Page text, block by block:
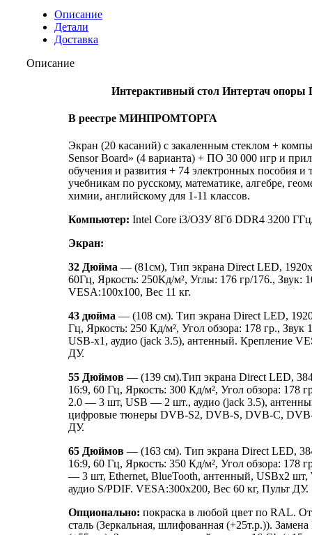
Описание
Детали
Доставка
Описание
Интерактивный стол Интертач опоры
В реестре МИНПРОМТОРГА
Экран (20 касаний) с закаленным стеклом +
Sensor Board» (4 варианта) + ПО 30 000 игр и
обучения и развития + 74 электронных пособия и
учебникам по русскому, математике, алгебре,
химии, английскому для 1-11 классов.
Компьютер: Intel Core i3/ОЗУ 8Гб DDR4 3200
Экран:
32 Дюйма — (81см), Тип экрана Direct LED,
60Гц, Яркость: 250Кд/м², Углы: 176 гр/176., Звук:
VESA:100х100, Вес 11 кг.
43 дюйма — (108 см). Тип экрана Direct LED,
Гц, Яркость: 250 Кд/м², Угол обзора: 178 гр.,
USB-х1, аудио (jack 3.5), антенный. Крепление
ДУ.
55 Дюймов — (139 см).Тип экрана Direct LED,
16:9, 60 Гц, Яркость: 300 Кд/м², Угол обзора: 178
2.0 — 3 шт, USB — 2 шт., аудио (jack 3.5),
цифровые тюнеры DVB-S2, DVB-S, DVB-C,
ДУ.
65 Дюймов — (163 см). Тип экрана Direct LED,
16:9, 60 Гц, Яркость: 350 Кд/м², Угол обзора: 178
— 3 шт, Ethernet, BlueTooth, антенный, USBх2 шт,
аудио S/PDIF. VESA:300х200, Вес 60 кг, Пульт ДУ.
Опционально: покраска в любой цвет по RAL.
сталь (Зеркальная, шлифованная (+25т.р.)).